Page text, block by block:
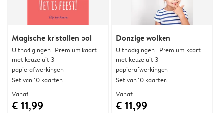
Magische kristallen bol
Uitnodigingen | Premium kaart
met keuze uit 3
papierafwerkingen
Set van 10 kaarten
Vanaf
€ 11,99
Donzige wolken
Uitnodigingen | Premium kaart
met keuze uit 3
papierafwerkingen
Set van 10 kaarten
Vanaf
€ 11,99